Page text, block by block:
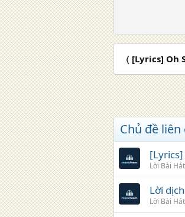
〈 [Lyrics]
Chủ đề liên
Lời Bài Hát
Lời
Lời Bài Hát